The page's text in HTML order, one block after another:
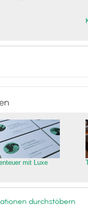
mit Luxe
durchstöbern